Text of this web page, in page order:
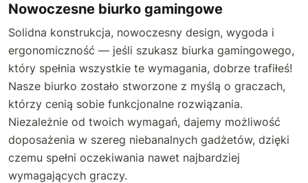
96 cm +160 zł
97 cm +170 zł
99 cm
100 cm
75 cm +225 zł
76 cm +240 zł
77 cm
79 cm
Nowoczesne biurko gamingowe
Solidna konstrukcja, nowoczesny design, wygoda i
ergonomiczność — jeśli szukasz biurka gamingowego,
który spełnia wszystkie te wymagania, dobrze trafiłeś!
Nasze biurko zostało stworzone z myślą o graczach,
którzy cenią sobie funkcjonalne rozwiązania.
Niezależnie od twoich wymagań, dajemy możliwość
doposażenia w szereg niebanalnych gadżetów, dzięki
czemu spełni oczekiwania nawet najbardziej
wymagających graczy.